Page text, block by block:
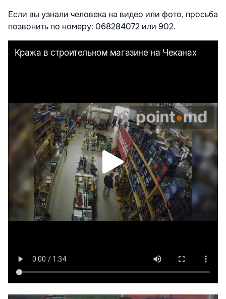
Если вы узнали человека на видео или фото, просьба
позвонить по номеру: 068284072 или 902.